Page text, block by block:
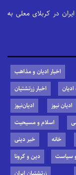
در کربلای معلی به
اخبار ادیان و مذاهب
اخبار زرتشتیان
ادیان نیوز
ادیان‌نیوز
اسلام و مسیحیت
خانه
خبر دینی
سیاست
دین و کرونا